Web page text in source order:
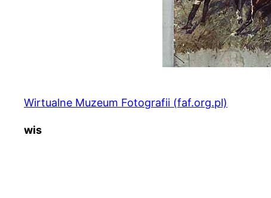
Wirtualne Muzeum Fotografii (faf.org.pl)
wis